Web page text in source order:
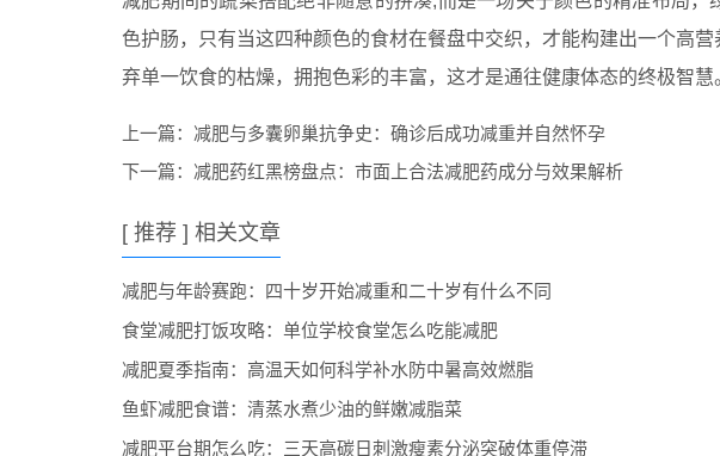
色护肠，只有当这四种颜色的食材在餐盘中交织，才能构建出一个高
弃单一饮食的枯燥，拥抱色彩的丰富，这才是通往健康体态的终极智慧
上一篇： 减肥与多囊卵巢抗争史：确诊后成功减重并自然怀孕
下一篇： 减肥药红黑榜盘点：市面上合法减肥药成分与效果解析
[ 推荐 ] 相关文章
减肥与年龄赛跑：四十岁开始减重和二十岁有什么不同
食堂减肥打饭攻略：单位学校食堂怎么吃能减肥
减肥夏季指南：高温天如何科学补水防中暑高效燃脂
鱼虾减肥食谱：清蒸水煮少油的鲜嫩减脂菜
减肥平台期怎么吃：三天高碳日刺激瘦素分泌突破体重停滞